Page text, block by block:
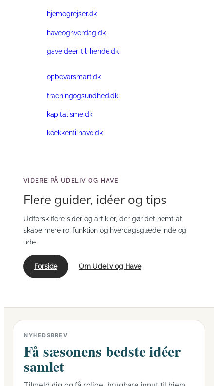
hjemogrejser.dk
haveoghverdag.dk
gaveideer-til-hende.dk
opbevarsmart.dk
traeningogsundhed.dk
kapitalisme.dk
koekkentilhave.dk
VIDERE PÅ UDELIV OG HAVE
Flere guider, idéer og tips
Udforsk flere sider og artikler, der gør det nemt at
skabe mere ro, funktion og hverdagsglæde inde og
ude.
Forside Om Udeliv og Have
NYHEDSBREV
Få sæsonens bedste idéer
samlet